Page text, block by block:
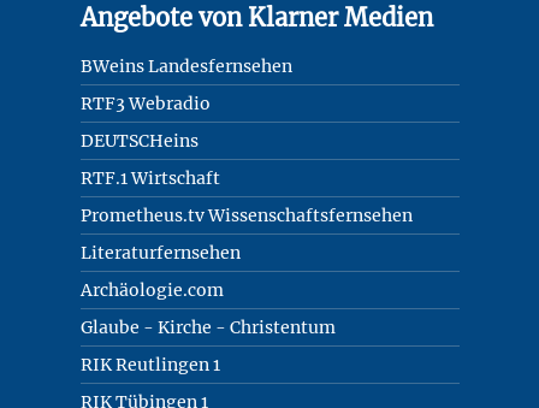
Angebote von Klarner Medien
BWeins Landesfernsehen
RTF3 Webradio
DEUTSCHeins
RTF.1 Wirtschaft
Prometheus.tv Wissenschaftsfernsehen
Literaturfernsehen
Archäologie.com
Glaube - Kirche - Christentum
RIK Reutlingen 1
RIK Tübingen 1